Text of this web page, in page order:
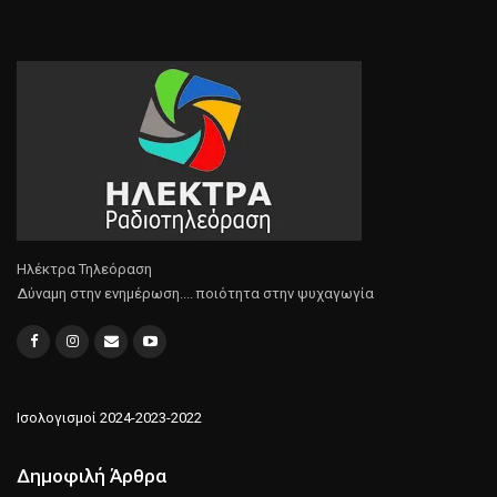
Ηλέκτρα Τηλεόραση
Δύναμη στην ενημέρωση.... ποιότητα στην ψυχαγωγία
Ισολογισμοί 2024-2023-2022
Δημοφιλή Άρθρα